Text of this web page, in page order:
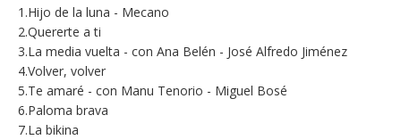
1.Hijo de la luna - Mecano
2.Quererte a ti
3.La media vuelta - con Ana Belén - José Alfredo Jiménez
4.Volver, volver
5.Te amaré - con Manu Tenorio - Miguel Bosé
6.Paloma brava
7.La bikina